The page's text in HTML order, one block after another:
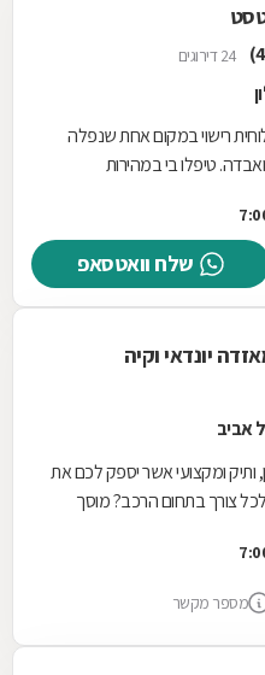
טסט
24 דירוגים
רישוי במקום אחת שנפלה
טיפלו בי במהירות
שלח וואטסאפ
יונדאי וקיה
ותיק ומקצועי אשר יספק לכם את
צורך בתחום הרכב? מוסך
מספר מקשר